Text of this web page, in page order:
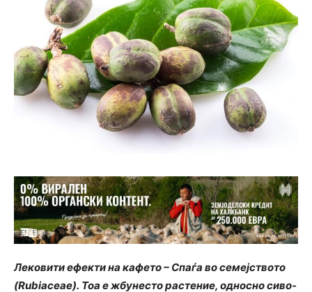
Лековити ефекти на кафето – Спаѓа во семејството
(Rubiaceae). Тоа е жбунесто растение, односно сиво-